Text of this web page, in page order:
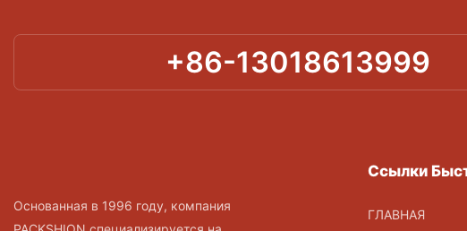
+86-13018613999
Основанная в 1996 году, компания
Ссылки
ГЛАВНАЯ